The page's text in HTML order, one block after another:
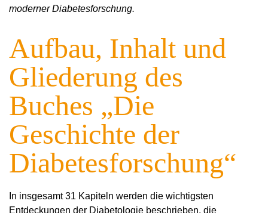
moderner Diabetesforschung.
Aufbau, Inhalt und
Gliederung des
Buches „Die
Geschichte der
Diabetesforschung“
In insgesamt 31 Kapiteln werden die wichtigsten
Entdeckungen der Diabetologie beschrieben, die